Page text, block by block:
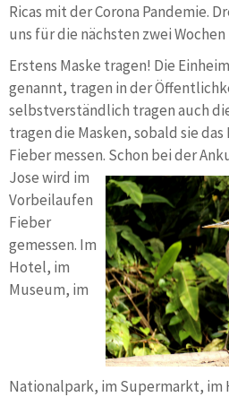
Ricas mit der Corona Pandemie.
uns für die nächsten zwei
Erstens Maske tragen! Die
genannt, tragen in der
selbstverständlich tragen auch
tragen die Masken, sobald sie
Fieber messen. Schon bei der
Jose wird im
Vorbeilaufen
Fieber
gemessen. Im
Hotel, im
Museum, im
Nationalpark, im Supermarkt, im